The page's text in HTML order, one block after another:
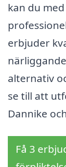
kan du
erbjuder
alternativ
se till att
Dannike
Få 3